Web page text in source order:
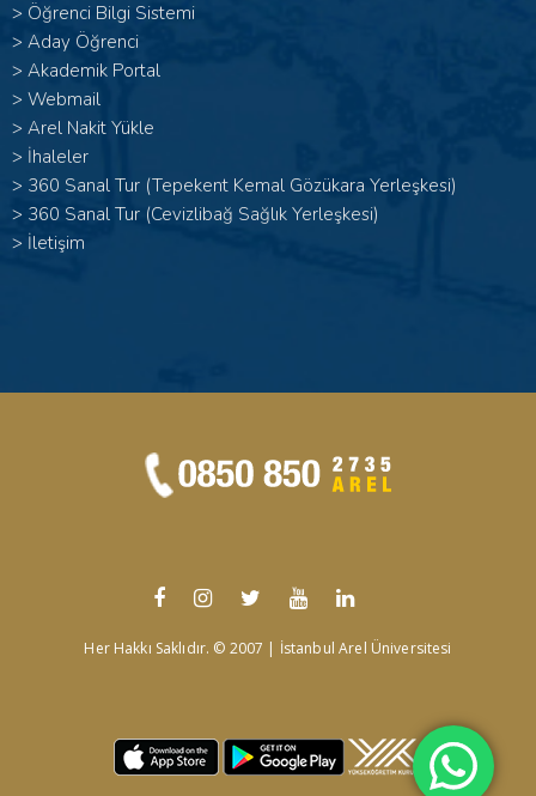
> Öğrenci Bilgi Sistemi
> Aday Öğrenci
> Akademik Portal
> Webmail
> Arel Nakit Yükle
> İhaleler
> 360 Sanal Tur (Tepekent Kemal Gözükara Yerleşkesi)
> 360 Sanal Tur (Cevizlibağ Sağlık Yerleşkesi)
> İletişim
Her Hakkı Saklıdır. © 2007 | İstanbul Arel Üniversitesi